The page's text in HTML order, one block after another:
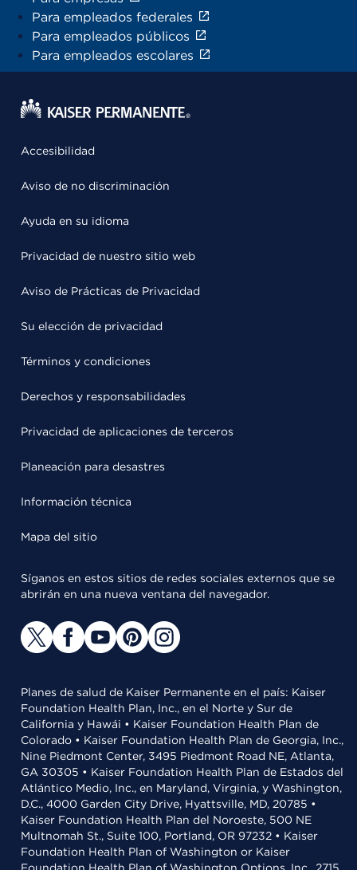
Para empleados federales
Para empleados públicos
Para empleados escolares
Accesibilidad
Aviso de no discriminación
Ayuda en su idioma
Privacidad de nuestro sitio web
Aviso de Prácticas de Privacidad
Su elección de privacidad
Términos y condiciones
Derechos y responsabilidades
Privacidad de aplicaciones de terceros
Planeación para desastres
Información técnica
Mapa del sitio
Síganos en estos sitios de redes sociales externos que se
abrirán en una nueva ventana del navegador.
Planes de salud de Kaiser Permanente en el país: Kaiser
Foundation Health Plan, Inc., en el Norte y Sur de
California y Hawái • Kaiser Foundation Health Plan de
Colorado • Kaiser Foundation Health Plan de Georgia, Inc.,
Nine Piedmont Center, 3495 Piedmont Road NE, Atlanta,
GA 30305 • Kaiser Foundation Health Plan de Estados del
Atlántico Medio, Inc., en Maryland, Virginia, y Washington,
D.C., 4000 Garden City Drive, Hyattsville, MD, 20785 •
Kaiser Foundation Health Plan del Noroeste, 500 NE
Multnomah St., Suite 100, Portland, OR 97232 • Kaiser
Foundation Health Plan of Washington or Kaiser